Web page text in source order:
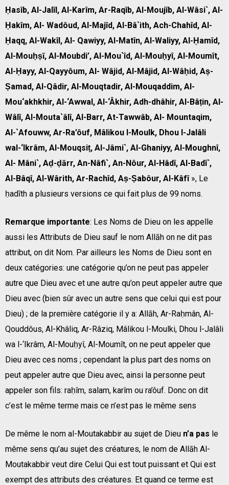
Ḥasîb, Al-Jalîl, Al-Karîm, Ar-Raqîb, Al-Moujîb, Al-Wâsi`, Al-
Ḥakîm, Al- Wadôud, Al-Majîd, Al-Bâ`ith, Ach-Chahîd, Al-
Ḥaqq, Al-Wakîl, Al- Qawiyy, Al-Matîn, Al-Waliyy, Al-Ḥamîd,
Al-Mouḥṣī, Al-Moubdi’, Al-Mou`îd, Al-Mouḥyî, Al-Moumît,
Al-Ḥayy, Al-Qayyôum, Al- Wâjid, Al-Mâjid, Al-Wâḥid, Aṣ-
Ṣamad, Al-Qâdir, Al-Mouqtadir, Al-Mouqaddim, Al-
Mou‘akhkhir, Al-‘Awwal, Al-‘Âkhir, Adh-dhâhir, Al-Bâṭin, Al-
Wâlî, Al-Mouta`âlî, Al-Barr, At-Tawwâb, Al- Mountaqim,
Al-`Afouww, Ar-Ra’ôuf, Mâlikou l-Moulk, Dhou l-Jalâli
wal-‘Ikrâm, Al-Mouqsiṭ, Al-Jâmi`, Al-Ghaniyy, Al-Moughnî,
Al- Mâni`, Aḍ-ḍārr, An-Nâfi`, An-Nôur, Al-Hâdî, Al-Badî`,
Al-Bâqî, Al-Wârith, Ar-Rachîd, Aṣ-Ṣabôur, Al-Kâfî », Le
ḥadīth a plusieurs versions ce qui fait plus de 99 noms.
Remarque importante: Les Noms de Dieu on les appelle
aussi les Attributs de Dieu sauf le nom Allāh on ne dit pas
attribut, on dit Nom. Par ailleurs les Noms de Dieu sont en
deux catégories: une catégorie qu’on ne peut pas appeler
autre que Dieu avec et une autre qu’on peut appeler autre que
Dieu avec (bien sûr avec un autre sens que celui qui est pour
Dieu) ; de la première catégorie il y a: Allāh, Ar-Raḥmân, Al-
Qouddôus, Al-Khâliq, Ar-Râziq, Mâlikou l-Moulki, Dhou l-Jalâli
wa l-‘Ikrâm, Al-Mouḥyî, Al-Moumît, on ne peut appeler que
Dieu avec ces noms ; cependant la plus part des noms on
peut appeler autre que Dieu avec, ainsi la personne peut
appeler son fils: raḥîm, salam, karîm ou ra’ôuf. Donc on dit
c’est le même terme mais ce n’est pas le même sens
De même le nom al-Moutakabbir au sujet de Dieu n’a pas le
même sens qu’au sujet des créatures, le nom de Allāh Al-
Moutakabbir veut dire Celui Qui est tout puissant et Qui est
exempt des attributs des créatures. Et quand ce terme est